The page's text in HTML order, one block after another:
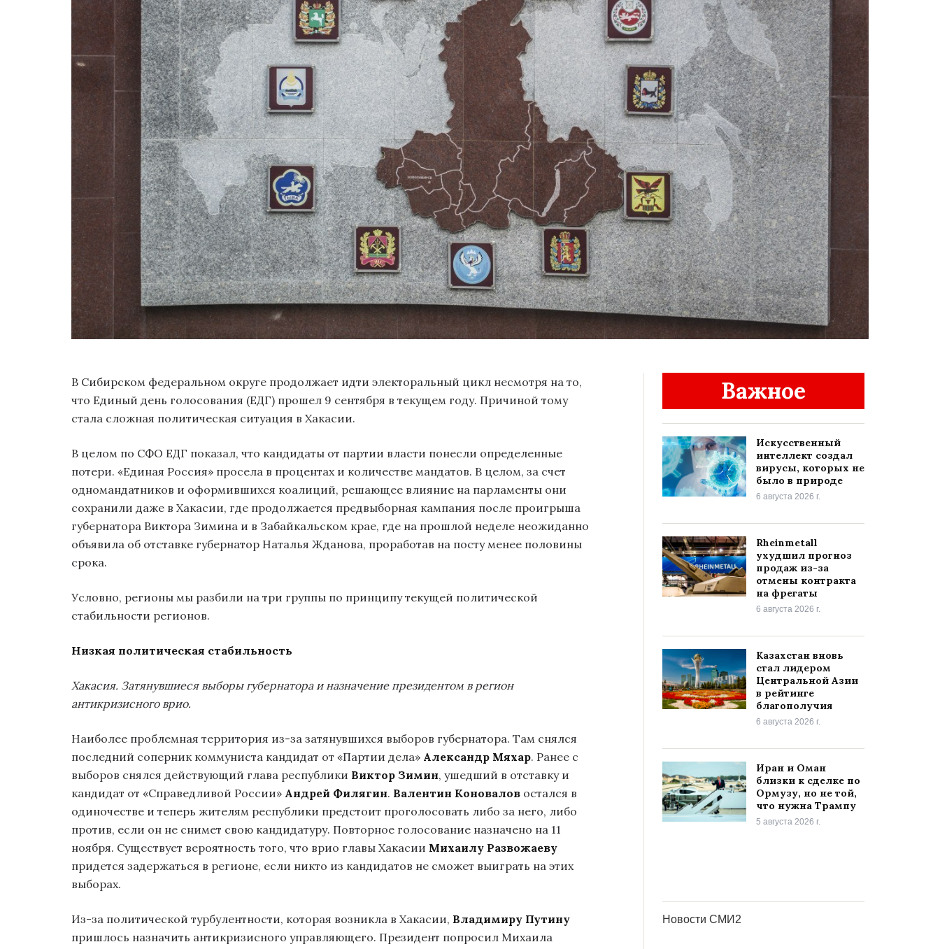
В Сибирском федеральном округе продолжает идти электоральный цикл несмотря на то,
что Единый день голосования (ЕДГ) прошел 9 сентября в текущем году. Причиной тому
стала сложная политическая ситуация в Хакасии.
В целом по СФО ЕДГ показал, что кандидаты от партии власти понесли определенные
потери. «Единая Россия» просела в процентах и количестве мандатов. В целом, за счет
одномандатников и оформившихся коалиций, решающее влияние на парламенты они
сохранили даже в Хакасии, где продолжается предвыборная кампания после проигрыша
губернатора Виктора Зимина и в Забайкальском крае, где на прошлой неделе неожиданно
объявила об отставке губернатор Наталья Жданова, проработав на посту менее половины
срока.
Условно, регионы мы разбили на три группы по принципу текущей политической
стабильности регионов.
Низкая политическая стабильность
Хакасия. Затянувшиеся выборы губернатора и назначение президентом в регион
антикризисного врио.
Наиболее проблемная территория из-за затянувшихся выборов губернатора. Там снялся
последний соперник коммуниста кандидат от «Партии дела» Александр Мяхар. Ранее с
выборов снялся действующий глава республики Виктор Зимин, ушедший в отставку и
кандидат от «Справедливой России» Андрей Филягин. Валентин Коновалов остался в
одиночестве и теперь жителям республики предстоит проголосовать либо за него, либо
против, если он не снимет свою кандидатуру. Повторное голосование назначено на 11
ноября. Существует вероятность того, что врио главы Хакасии Михаилу Развожаеву
придется задержаться в регионе, если никто из кандидатов не сможет выиграть на этих
выборах.
Из-за политической турбулентности, которая возникла в Хакасии, Владимиру Путину
пришлось назначить антикризисного управляющего. Президент попросил Михаила
Важное
Искусственный
интеллект создал
вирусы, которых не
было в природе
6 августа 2026 г.
Rheinmetall
ухудшил прогноз
продаж из-за
отмены контракта
на фрегаты
6 августа 2026 г.
Казахстан вновь
стал лидером
Центральной Азии
в рейтинге
благополучия
6 августа 2026 г.
Иран и Оман
близки к сделке по
Ормузу, но не той,
что нужна Трампу
5 августа 2026 г.